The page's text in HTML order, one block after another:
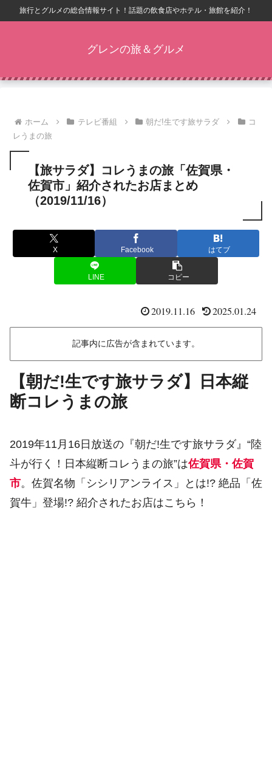
旅行とグルメの総合情報サイト！話題の飲食店やホテル・旅館を紹介！
グレンの旅＆グルメ
ホーム テレビ番組 朝だ!生です旅サラダ
コ
レうまの旅
【旅サラダ】コレうまの旅「佐賀県・
佐賀市」紹介されたお店まとめ
（2019/11/16）
X Facebook はてブ
LINE コピー
2019.11.16 2025.01.24
記事内に広告が含まれています。
【朝だ!生です旅サラダ】日本縦
断コレうまの旅
2019年11月16日放送の『朝だ!生です旅サラダ』“陸
斗が行く！日本縦断コレうまの旅”は佐賀県・佐賀
市。佐賀名物「シシリアンライス」とは!? 絶品「佐
賀牛」登場!? 紹介されたお店はこちら！